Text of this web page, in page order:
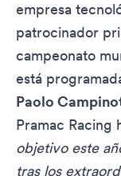
empresa
patrocinador
campeonato
está
Paolo
Pramac Racing
objetivo este
tras los